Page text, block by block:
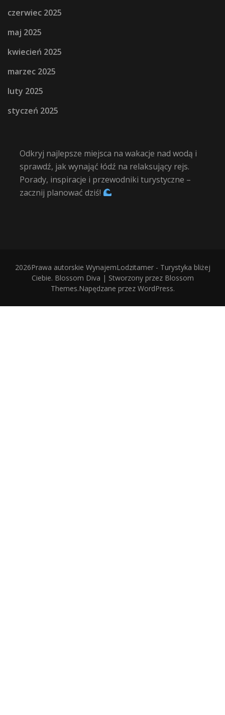
czerwiec 2025
maj 2025
kwiecień 2025
marzec 2025
luty 2025
styczeń 2025
Odkryj najlepsze miejsca na wakacje nad wodą i
sprawdź, jak wynająć łódź na relaksujący rejs.
Porady, inspiracje i przewodniki turystyczne –
zacznij planować dziś!
2026Prawa autorskie WynajemLodzitamer - Turystyka bliżej
Ciebie. Blossom Diva | Stworzony przez Blossom
Themes.Napędzane przez WordPress.